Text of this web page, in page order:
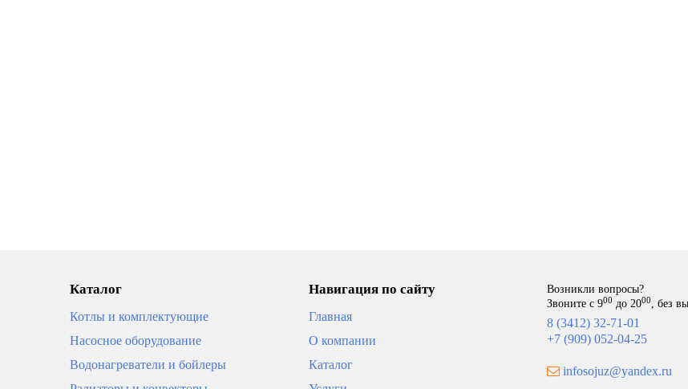
Каталог
Котлы и комплектующие
Насосное оборудование
Водонагреватели и бойлеры
Навигация по сайту
Главная
О компании
Каталог
Возникли вопросы?
Звоните с 900 до 2000, без
8 (3412) 32-71-01
+7 (909) 052-04-25
infosojuz@yandex.ru